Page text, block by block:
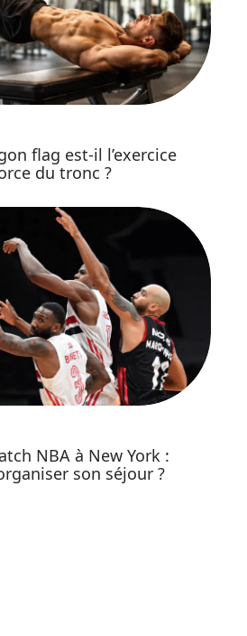
flag est-il l’exercice
du tronc ?
NBA à New York :
son séjour ?